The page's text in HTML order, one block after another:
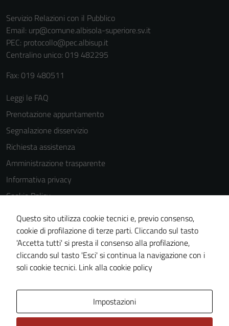
Servizio Relazioni con il Pubblico
Email: urp@comune.albisola-superiore.sv.it
PEC: protocollo@pec.albisup.it
Centralino unico: 019 482295
Fax: 019 480511
Leggi le FAQ
Prenotazione appuntamento
Segnalazione disservizio
Richiesta assistenza
Amministrazione trasparente
Informativa privacy
Cookie Policy
Note legali
Dichiarazione di accessibilità
Piano di miglioramento del sito
Statistiche sito web
Questo sito utilizza cookie tecnici e, previo consenso,
cookie di profilazione di terze parti. Cliccando sul tasto
'Accetta tutti' si presta il consenso alla profilazione,
cliccando sul tasto 'Esci' si continua la navigazione con i
soli cookie tecnici. Link alla cookie policy
Impostazioni